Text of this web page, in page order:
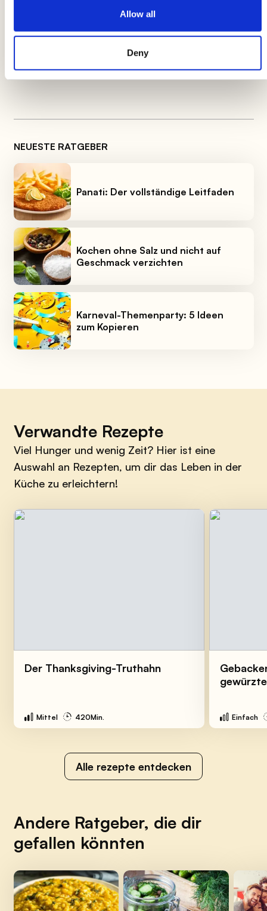
Allow all
Deny
wissen, dass je schneller die Bewegungen sind,
desto mehr Stärke wird IhrRisottofreisetzen
Creme
anspruchsvollsten Gaumen erfreut.
NEUESTE RATGEBER
Panati: Der vollständige Leitfaden
Kochen ohne Salz und nicht auf
Geschmack verzichten
Karneval-Themenparty: 5 Ideen
zum Kopieren
Verwandte Rezepte
Viel Hunger und wenig Zeit? Hier ist eine
Auswahl an Rezepten, um dir das Leben in der
Küche zu erleichtern!
Der Thanksgiving-Truthahn
Mittel 420Min. Einfach
Alle rezepte entdecken
Andere Ratgeber, die dir
gefallen könnten